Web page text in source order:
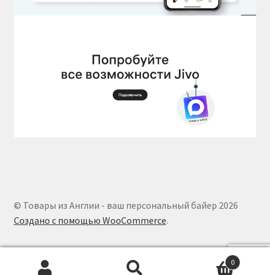
© Товары из Англии - ваш персональный байер 2026
Создано с помощью WooCommerce.
0